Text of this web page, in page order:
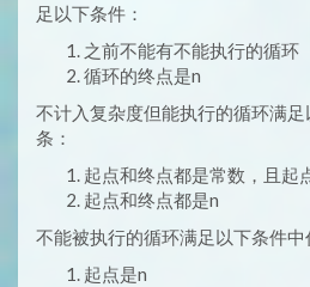
足以下条件：
之前不能有不能执行的循环
循环的终点是n
不计入复杂度但能执行的循环满
条：
起点和终点都是常数，且起
起点和终点都是n
不能被执行的循环满足以下条件中
起点是n